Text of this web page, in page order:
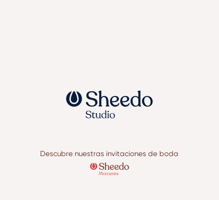
Descubre nuestras invitaciones de boda